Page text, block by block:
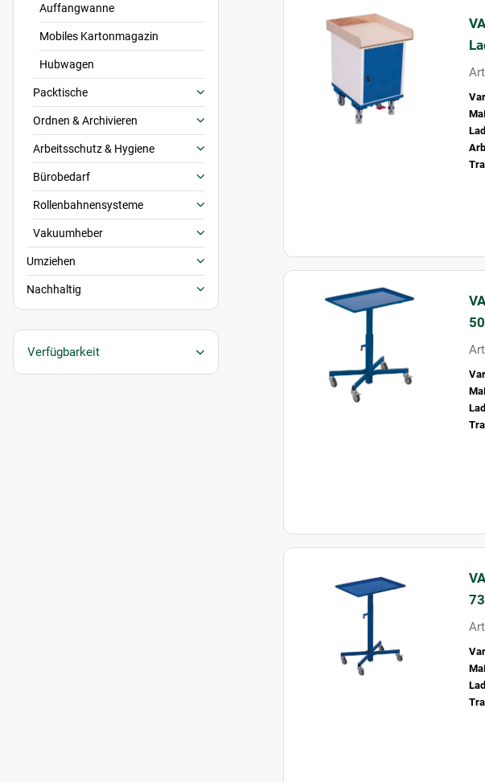
Auffangwanne
Mobiles Kartonmagazin
Hubwagen
Packtische
Ordnen & Archivieren
Arbeitsschutz & Hygiene
Bürobedarf
Rollenbahnensysteme
Vakuumheber
Umziehen
Nachhaltig
Verfügbarkeit